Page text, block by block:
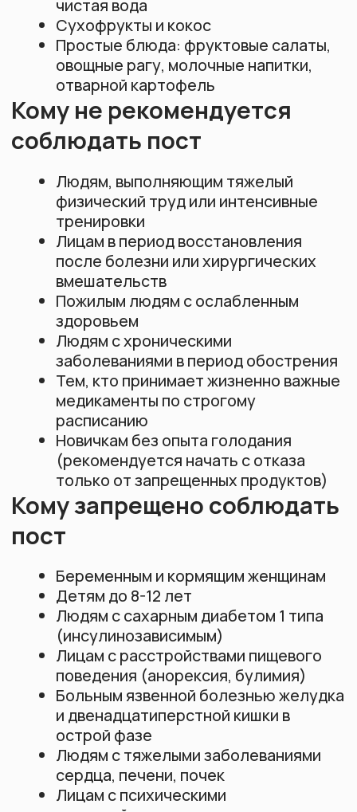
Будьте в курсе всех новостей
Узнавайте первыми о событиях и
акциях
Мы в соц.сетях
YouTube
Telegram
Вконтакте
Контакты
(вопросы по курсам, обратная
©2026 все права защищены
ОГРНИП 319631300101827
ИНН 632200860531
Я соглашаюсь на
обработку
персональных данныхи получение
рассылок
Подписаться
Документы
Политика куки
Разработка сайта
hello@kundalini-class.ru
Согласие на обработку
персональных данных
Политика конфиденциальности